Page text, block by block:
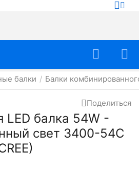
балки / Балки
Поделиться
LED балка 54W -
свет 3400-54C